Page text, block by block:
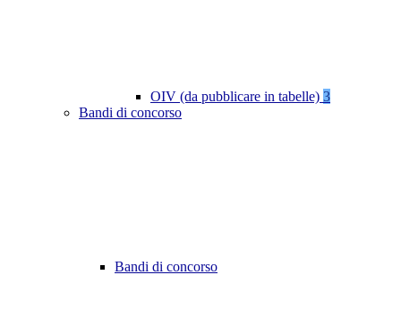
OIV (da pubblicare in tabelle) 3
Bandi di concorso
Bandi di concorso